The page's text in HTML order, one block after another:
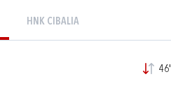
HNK CIBALIA
46'